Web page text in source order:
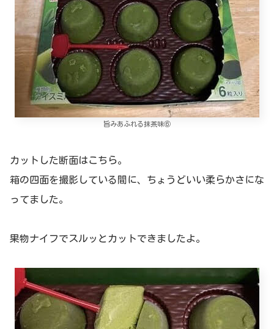
旨みあふれる抹茶味⑥
カットした断面はこちら。
箱の四面を撮影している間に、ちょうどいい柔らかさにな
ってました。
果物ナイフでスルッとカットできましたよ。